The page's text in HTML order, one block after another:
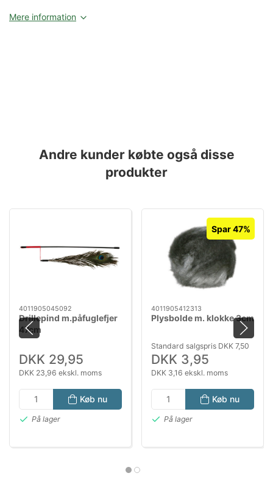
Mere information
Andre kunder købte også disse
produkter
4011905045092
Drillepind m.påfuglefjer
47cm
DKK 29,95
DKK 23,96 ekskl. moms
Køb nu
På lager
Spar 47%
4011905412313
Plysbolde m. klokke 3cm
Standard salgspris DKK 7,50
DKK 3,95
DKK 3,16 ekskl. moms
Køb nu
På lager